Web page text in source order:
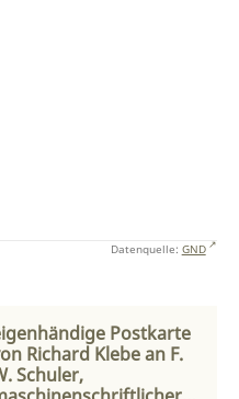
Datenquelle: GND
Postkarte
Richard Klebe an F.
Schuler,